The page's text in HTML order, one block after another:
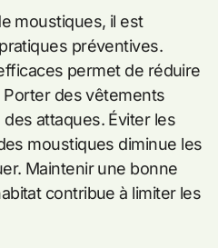
moustiques, il est
préventives.
permet de réduire
Porter des vêtements
attaques. Éviter les
moustiques diminue les
Maintenir une bonne
contribue à limiter les